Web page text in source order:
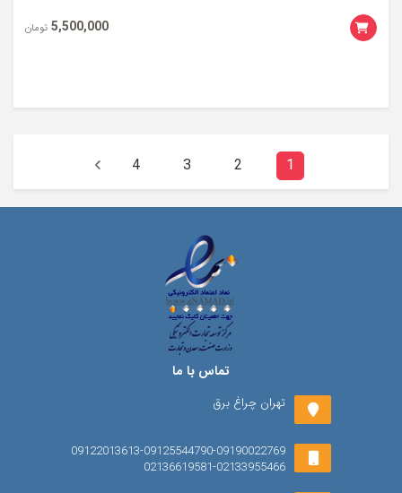
5,500,000 تومان
1
2
3
4
تماس با ما
تهران چراغ برق
09122013613-09125544790-09190022769
02136619581-02133955466